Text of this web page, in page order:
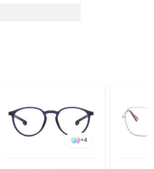
+4